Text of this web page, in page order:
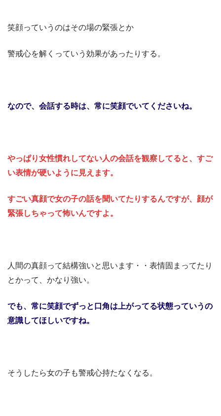
笑顔っていうのはその場の緊張とか
警戒心を解くっていう効果があったりする。
なので、会話する時は、常に笑顔でいてくださいね。
やっぱり女性慣れしてない人の会話を観察してると、 すご
い表情が硬いように見えます。
すごい真顔で女の子の話を聞いてたりするんですが、 顔が
緊張しちゃって怖いんですよ。
人間の真顔って結構強いと思います・・表情固まってたり
とかって、かなり強い。
でも、常に笑顔でずっと口角は上がってる状態っていうの
意識してほしいですね。
そうしたら女の子も警戒心持たなくなる。